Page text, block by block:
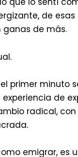
de
de más.
primer minuto
de
radical,
emigrar, es